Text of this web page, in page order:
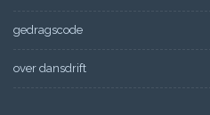
gedragscode
over dansdrift